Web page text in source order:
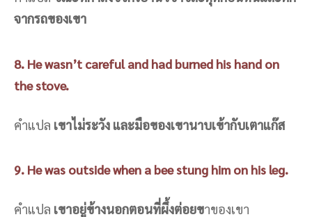
จากรถของเขา
8. He wasn’t careful and had burned his hand on
the stove.
คำแปล เขาไม่ระวัง และมือของเขานาบเข้ากับเตาแก๊ส
9. He was outside when a bee stung him on his leg.
คำแปล เขาอยู่ข้างนอกตอนที่ผึ้งต่อยขาของเขา